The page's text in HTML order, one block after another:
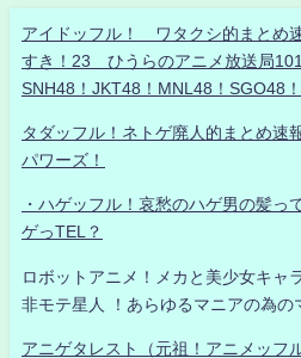
アイドッフル！ ワタクシ的まとめ
すき！23 ひうらのアニメ放送局
SNH48！JKT48！MNL48！SGO48
タダッフル！ネトゲ廃人的まとめ速
パワーズ！
・ハゲッフル！哀愁のハゲ男の髪っ
ゲっTEL？
ロボットアニメ！メカと美少女キャ
非モテ星人 ！あらゆるマニアの為の
アニゲタレスト（元祖！アニメッ